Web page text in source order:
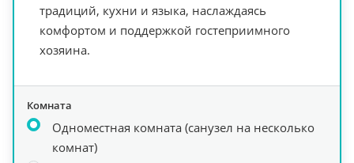
традиций, кухни и языка, наслаждаясь
комфортом и поддержкой гостеприимного
хозяина.
Комната
Одноместная комната (санузел на несколько
комнат)